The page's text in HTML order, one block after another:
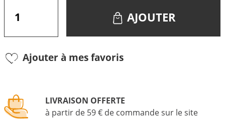
AJOUTER
Ajouter à mes favoris
LIVRAISON OFFERTE
à partir de 59 € de commande sur le site